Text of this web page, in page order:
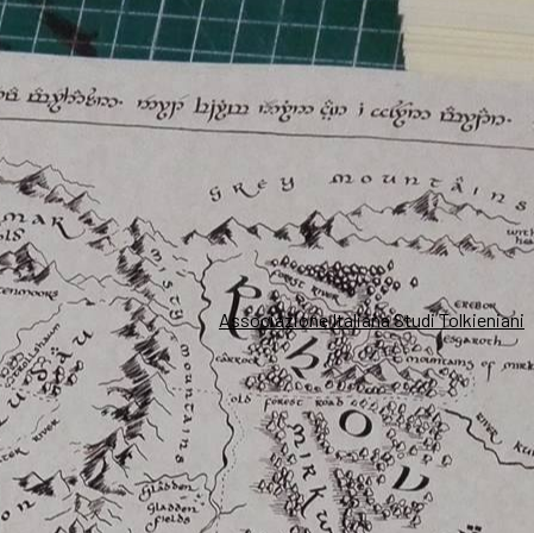
Associazione Italiana Studi Tolkieniani